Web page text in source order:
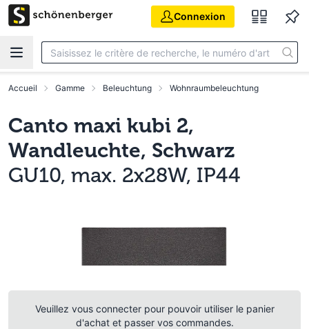
Aller au contenu principal
Connexion
Accueil Gamme Beleuchtung Wohnraumbeleuchtung
Canto maxi kubi 2,
Wandleuchte, Schwarz
GU10, max. 2x28W, IP44
Veuillez vous connecter pour pouvoir utiliser le panier
d'achat et passer vos commandes.